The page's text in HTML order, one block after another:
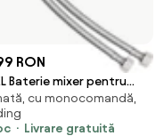
RON
Baterie mixer pentru
baie, gri, 13x12 cm
cu monocomandă,
Livrare gratuită